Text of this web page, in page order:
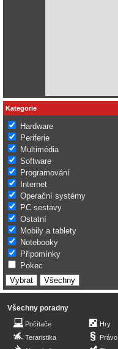
Kategorie
Hardware
Periferie
Multimédia
Software
Programování
Internet
Operační systémy
PC sestavy
Ostatní
Mobily a tablety
Notebooky
Připomínky
Pokec
Všechny poradny
Počítače
Teraristika
Hry
Právo